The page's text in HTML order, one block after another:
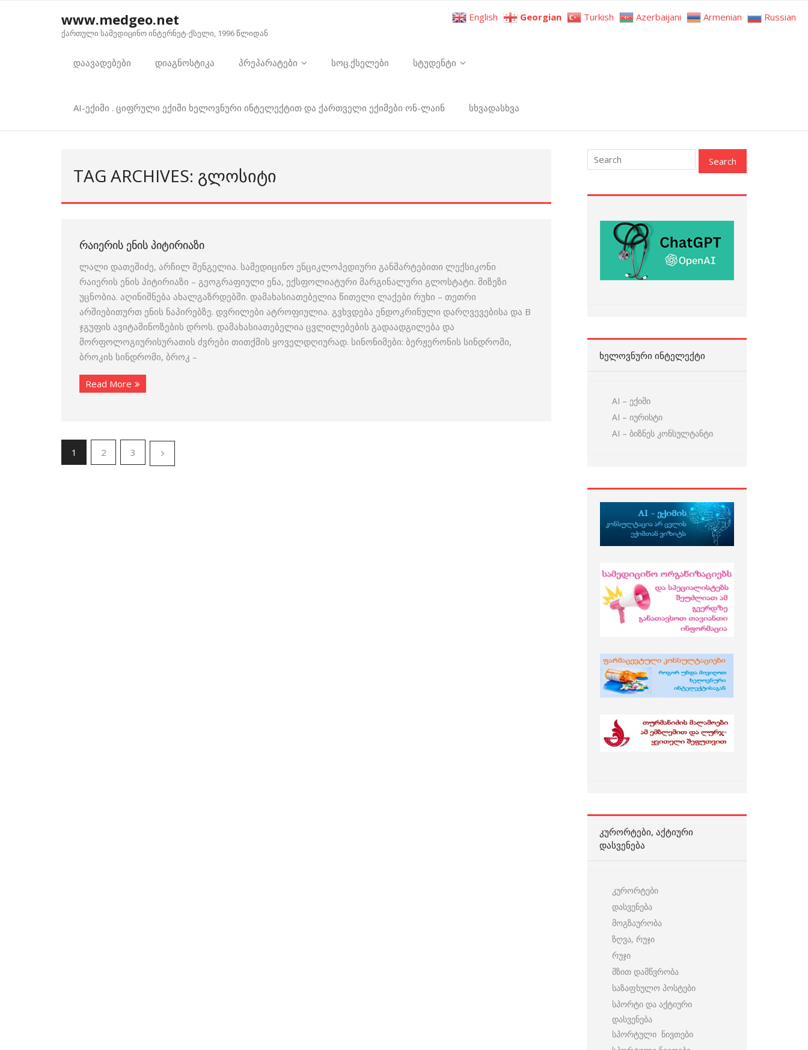
www.medgeo.net
ქართული სამედიცინო ინტერნეტ-ქსელი, 1996 წლიდან
დაავადებები დიაგნოსტიკა პრეპარატები სოც.ქსელები სტუდენტი
AI-ექიმი . ციფრული ექიმი ხელოვნური ინტელექტით და ქართველი ექიმები ონ-ლაინ სხვადასხვა
TAG ARCHIVES: ᲒᲚᲝᲡᲘᲢᲘ
ᲠᲐᲘᲔᲠᲘᲡ ᲔᲜᲘᲡ ᲞᲘᲢᲘᲠᲘᲐᲖᲘ
ლალი დათეშიძე, არჩილ შენგელია. სამედიცინო ენციკლოპედიური განმარტებითი ლექსიკონი
რაიერის ენის პიტირიაზი – გეოგრაფიული ენა, ექსფოლიატური მარგინალური გლოსტატი. მიზეზი
უცნობია. აღინიშნება ახალგაზრდებში. დამახასიათებელია წითელი ლაქები რუხი – თეთრი
არშიებითურთ ენის ნაპირებზე. დვრილები ატროფიულია. გვხვდება ენდოკრინული დარღვევებისა და B
ჯგუფის ავიტამინოზების დროს. დამახასიათებელია ცვლილებების გადაადგილება და
მორფოლოგიურისურათის ძვრები თითქმის ყოველდღიურად. სინონიმები: ბერჟერონის სინდრომი,
ბროკის სინდრომი, ბროკ –
Read More
1 2 3
ᲮᲔᲚᲝᲕᲜᲣᲠᲘ ᲘᲜᲢᲔᲚᲔᲥᲢᲘ
AI – ექიმი
AI – იურისტი
AI – ბიზნეს კონსულტანტი
ᲙᲣᲠᲝᲠᲢᲔᲑᲘ, ᲐᲥᲢᲘᲣᲠᲘ
ᲓᲐᲡᲕᲔᲜᲔᲑᲐ
კურორტები
დასვენება
მოგზაურობა
ზღვა, რუჯი
რუჯი
მზით დამწვრობა
საზაფხულო პოსტები
სპორტი და აქტიური
დასვენება
სპორტული ნივთები
English Georgian Turkish Azerbaijani Armenian Russian